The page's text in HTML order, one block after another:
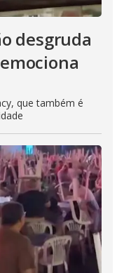
desgruda
que também é